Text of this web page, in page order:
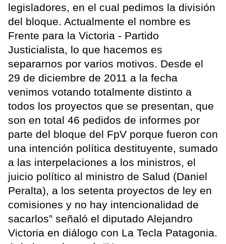
legisladores, en el cual pedimos la división
del bloque. Actualmente el nombre es
Frente para la Victoria - Partido
Justicialista, lo que hacemos es
separarnos por varios motivos. Desde el
29 de diciembre de 2011 a la fecha
venimos votando totalmente distinto a
todos los proyectos que se presentan, que
son en total 46 pedidos de informes por
parte del bloque del FpV porque fueron con
una intención política destituyente, sumado
a las interpelaciones a los ministros, el
juicio político al ministro de Salud (Daniel
Peralta), a los setenta proyectos de ley en
comisiones y no hay intencionalidad de
sacarlos” señaló el diputado Alejandro
Victoria en diálogo con La Tecla Patagonia.